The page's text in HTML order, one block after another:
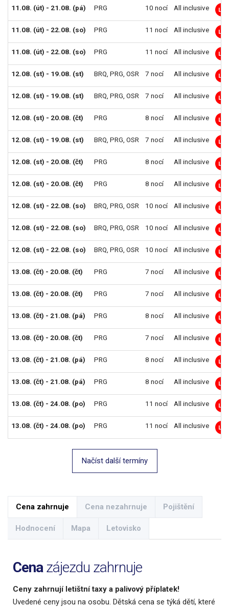
11.08. (út) - 21.08. (pá) PRG 10 nocí All inclusive LM
11.08. (út) - 22.08. (so) PRG 11 nocí All inclusive LM
11.08. (út) - 22.08. (so) PRG 11 nocí All inclusive LM
12.08. (st) - 19.08. (st) BRQ PRG OSR 7 nocí All inclusive LM
12.08. (st) - 19.08. (st) BRQ PRG OSR 7 nocí All inclusive LM
12.08. (st) - 20.08. (čt) PRG 8 nocí All inclusive LM
12.08. (st) - 19.08. (st) BRQ PRG OSR 7 nocí All inclusive LM
12.08. (st) - 20.08. (čt) PRG 8 nocí All inclusive LM
12.08. (st) - 20.08. (čt) PRG 8 nocí All inclusive LM
12.08. (st) - 22.08. (so) BRQ PRG OSR 10 nocí All inclusive LM
12.08. (st) - 22.08. (so) BRQ PRG OSR 10 nocí All inclusive LM
12.08. (st) - 22.08. (so) BRQ PRG OSR 10 nocí All inclusive LM
13.08. (čt) - 20.08. (čt) PRG 7 nocí All inclusive LM
13.08. (čt) - 20.08. (čt) PRG 7 nocí All inclusive LM
13.08. (čt) - 21.08. (pá) PRG 8 nocí All inclusive LM
13.08. (čt) - 20.08. (čt) PRG 7 nocí All inclusive LM
13.08. (čt) - 21.08. (pá) PRG 8 nocí All inclusive LM
13.08. (čt) - 21.08. (pá) PRG 8 nocí All inclusive LM
13.08. (čt) - 24.08. (po) PRG 11 nocí All inclusive LM
13.08. (čt) - 24.08. (po) PRG 11 nocí All inclusive LM
Načíst další termíny
Cena zahrnuje Cena nezahrnuje Pojištění
Hodnocení Mapa Letovisko
Cenazájezdu zahrnuje
Ceny zahrnují letištní taxy a palivový příplatek!
Uvedené ceny jsou na osobu. Dětská cena se týká dětí, které